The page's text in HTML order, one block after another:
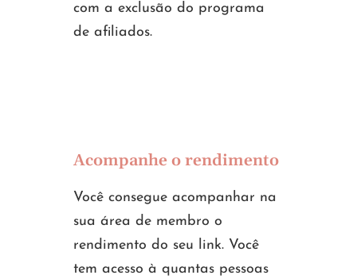
com a exclusão do programa
de afiliados.
Acompanhe o rendimento
Você consegue acompanhar na
sua área de membro o
rendimento do seu link. Você
tem acesso à quantas pessoas